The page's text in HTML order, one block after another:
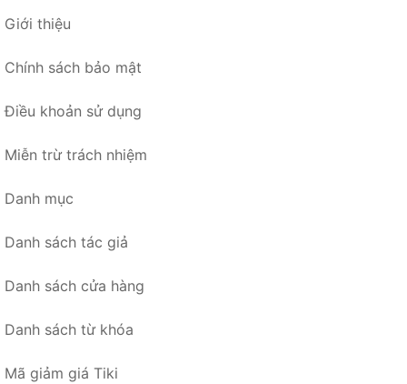
Giới thiệu
Chính sách bảo mật
Điều khoản sử dụng
Miễn trừ trách nhiệm
Danh mục
Danh sách tác giả
Danh sách cửa hàng
Danh sách từ khóa
Mã giảm giá Tiki